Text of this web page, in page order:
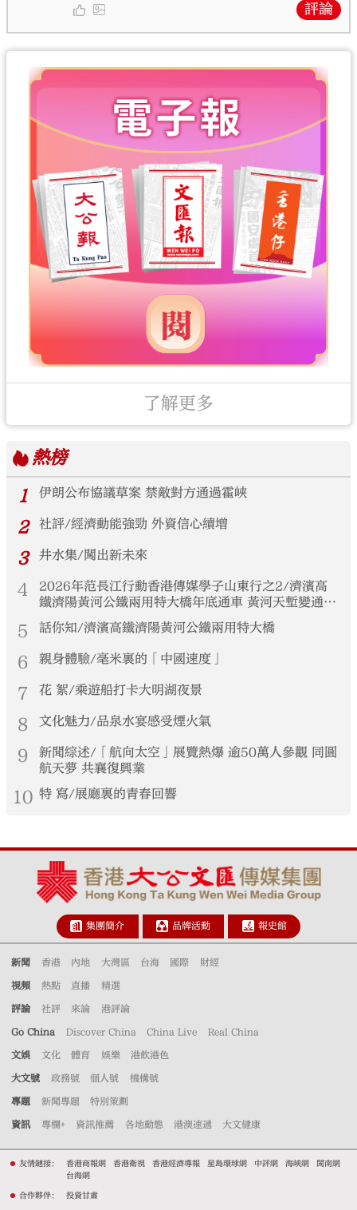
評論
了解更多
熱榜
1
伊朗公布協議草案 禁敵對方通過霍峽
2 社評/經濟動能強勁 外資信心續增
3 井水集/闖出新未來
4
2026年范長江行動香港傳媒學子山東行之2/濟濱高
鐵濟陽黃河公鐵兩用特大橋年底通車 黃河天塹變通途
港生見證大國基建實力
5 話你知/濟濱高鐵濟陽黃河公鐵兩用特大橋
6 親身體驗/毫米裏的「中國速度」
7 花 絮/乘遊船打卡大明湖夜景
8 文化魅力/品泉水宴感受煙火氣
9
新聞綜述/「航向太空」展覽熱爆 逾50萬人參觀 同圓
航天夢 共襄復興業
10 特 寫/展廳裏的青春回響
集團簡介 品牌活動 報史館
新聞 香港 內地 大灣區 台海 國際 財經
視頻 熱點 直播 精選
評論 社評 來論 港評論
Go China Discover China China Live Real China
文娛 文化 體育 娛樂 港飲港色
大文號 政務號 個人號 機構號
專題 新聞專題 特別策劃
資訊 專欄+ 資訊推薦 各地動態 港澳速遞 大文健康
友情鏈接： 香港商報網 香港衛視 香港經濟導報 星島環球網 中評網 海峽網
閩南網
台海網
合作夥伴： 投資甘肅